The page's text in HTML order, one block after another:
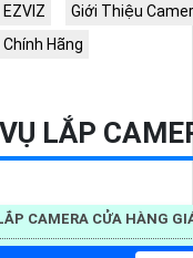
Giới Thiệu
Hãng
LẮP
CAMERA CỬA HÀNG